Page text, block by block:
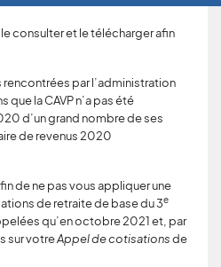
consulter et le télécharger afin
par l’administration
la CAVP n’a pas été
d’un grand nombre de ses
de revenus 2020
de ne pas vous appliquer une
de retraite de base du 3e
qu’en octobre 2021 et, par
sur votreAppel de cotisationsde